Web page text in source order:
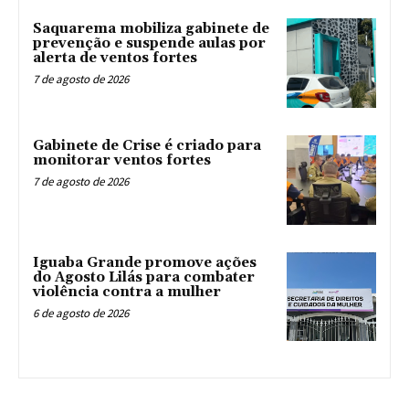
Saquarema mobiliza gabinete de
prevenção e suspende aulas por
alerta de ventos fortes
7 de agosto de 2026
Gabinete de Crise é criado para
monitorar ventos fortes
7 de agosto de 2026
Iguaba Grande promove ações
do Agosto Lilás para combater
violência contra a mulher
6 de agosto de 2026